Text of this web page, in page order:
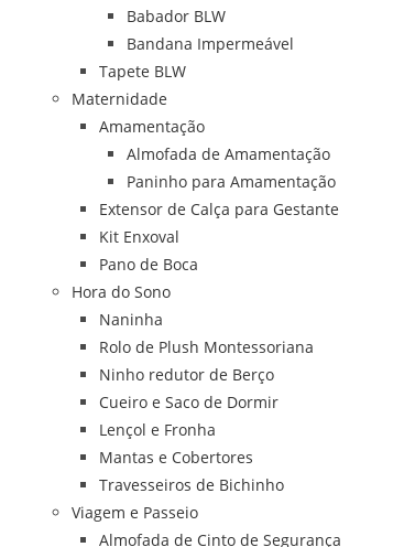
Babador BLW
Bandana Impermeável
Tapete BLW
Maternidade
Amamentação
Almofada de Amamentação
Paninho para Amamentação
Extensor de Calça para Gestante
Kit Enxoval
Pano de Boca
Hora do Sono
Naninha
Rolo de Plush Montessoriana
Ninho redutor de Berço
Cueiro e Saco de Dormir
Lençol e Fronha
Mantas e Cobertores
Travesseiros de Bichinho
Viagem e Passeio
Almofada de Cinto de Segurança